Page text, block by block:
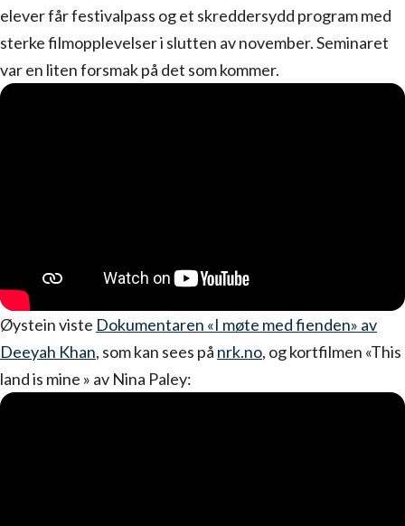
elever får festivalpass og et skreddersydd program med
sterke filmopplevelser i slutten av november. Seminaret
var en liten forsmak på det som kommer.
Øystein viste Dokumentaren «I møte med fienden» av
Deeyah Khan, som kan sees på nrk.no, og kortfilmen «This
land is mine » av Nina Paley: